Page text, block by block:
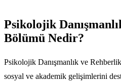
Psikolojik
Bölümü Nedir?
Psikolojik Danışmanlık ve
sosyal ve akademik gelişimlerini